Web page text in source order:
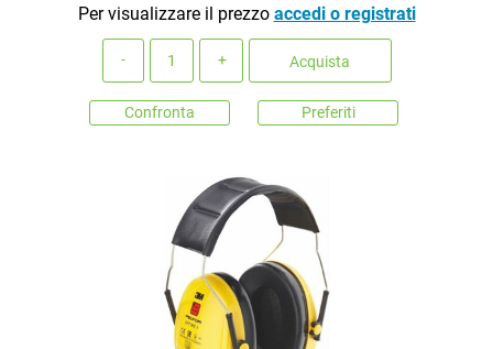
Per visualizzare il prezzo accedi o registrati
Acquista
Confronta Preferiti